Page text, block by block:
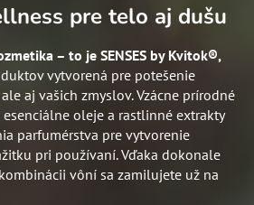
pre telo aj dušu
– to je SENSES by Kvitok®,
vytvorená pre potešenie
aj vašich zmyslov. Vzácne prírodné
oleje a rastlinné extrakty
parfumérstva pre vytvorenie
pri používaní. Vďaka dokonale
vôní sa zamilujete už na